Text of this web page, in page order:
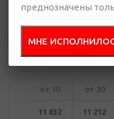
Купить в 1 клик
от 10 от 30
11 832
11 212
преднозначены
МНЕ